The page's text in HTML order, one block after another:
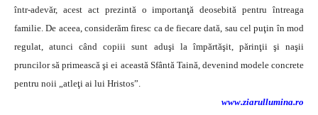
într-adevăr, acest act prezintă o importanţă deosebită pentru întreaga
familie. De aceea, considerăm firesc ca de fiecare dată, sau cel puţin în mod
regulat, atunci când copiii sunt aduşi la împărtăşit, părinţii şi naşii
pruncilor să primească şi ei această Sfântă Taină, devenind modele concrete
pentru noii „atleţi ai lui Hristos”.
www.ziarullumina.ro